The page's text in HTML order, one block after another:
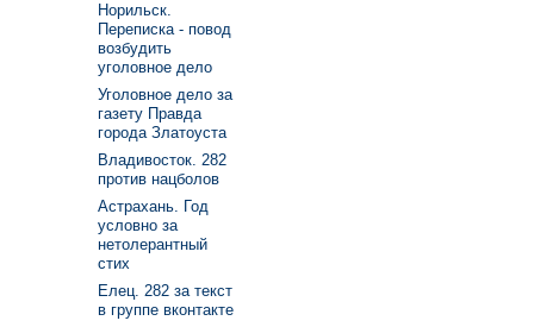
Норильск.
Переписка - повод
возбудить
уголовное дело
Уголовное дело за
газету Правда
города Златоуста
Владивосток. 282
против нацболов
Астрахань. Год
условно за
нетолерантный
стих
Елец. 282 за текст
в группе вконтакте